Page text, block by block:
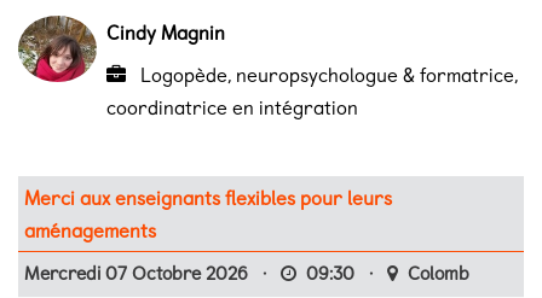
Cindy Magnin
Logopède, neuropsychologue & formatrice,
coordinatrice en intégration
Merci aux enseignants flexibles pour leurs
aménagements
Mercredi 07 Octobre 2026 · 09:30 · Colomb